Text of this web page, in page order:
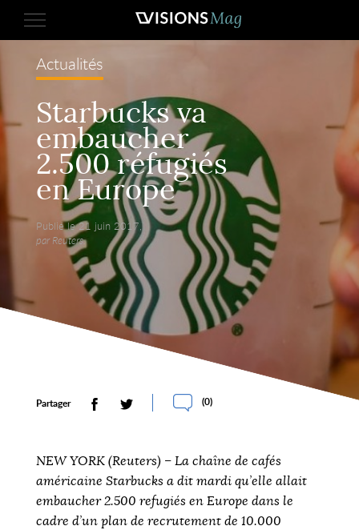
Actualités
Starbucks va
embaucher
2.500 réfugiés
en Europe
Publié le 21 juin 2017,
par Reuters.
Partager (0)
NEW YORK (Reuters) – La chaîne de cafés
américaine Starbucks a dit mardi qu’elle allait
embaucher 2.500 refugiés en Europe dans le
cadre d’un plan de recrutement de 10.000